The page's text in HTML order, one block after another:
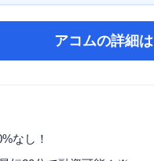
アコムの詳細
なし！